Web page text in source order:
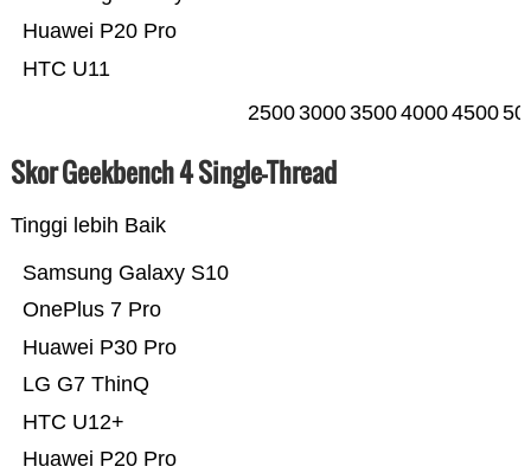
HTC U11
Huawei P20 Pro
25003000350040004500
Skor Geekbench 4 Single-Thread
Tinggi lebih Baik
Huawei P20 Pro
HTC U12+
LG G7 ThinQ
Huawei P30 Pro
OnePlus 7 Pro
Samsung Galaxy S10